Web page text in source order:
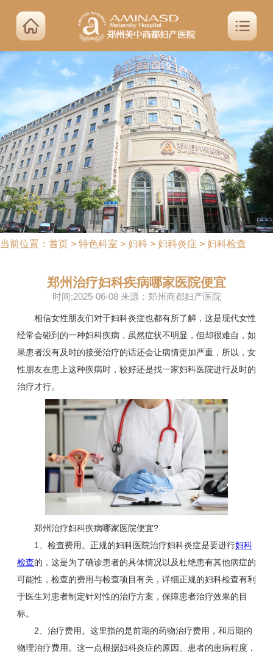
当前位置： 首页 > 特色科室 > 妇科 > 妇科炎症 > 妇科检查
郑州治疗妇科疾病哪家医院便宜
时间:2025-06-08 来源：郑州商都妇产医院
相信女性朋友们对于妇科炎症也都有所了解，这是现代女性
经常会碰到的一种妇科疾病，虽然症状不明显，但却很难自，如
果患者没有及时的接受治疗的话还会让病情更加严重，所以，女
性朋友在患上这种疾病时，较好还是找一家妇科医院进行及时的
治疗才行。
郑州治疗妇科疾病哪家医院便宜?
1、检查费用。正规的妇科医院治疗妇科炎症是要进行妇科
检查的，这是为了确诊患者的具体情况以及杜绝患有其他病症的
可能性，检查的费用与检查项目有关，详细正规的妇科检查有利
于医生对患者制定针对性的治疗方案，保障患者治疗效果的目
标。
2、治疗费用。这里指的是前期的药物治疗费用，和后期的
物理治疗费用。这一点根据妇科炎症的原因、患者的患病程度，